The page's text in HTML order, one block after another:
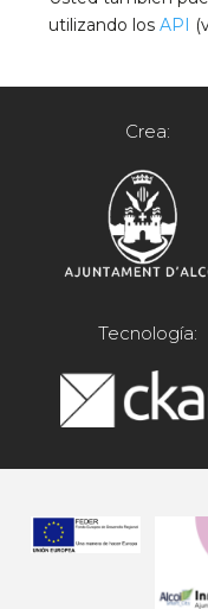
utilizando losAPI
Crea:
Tecnología: